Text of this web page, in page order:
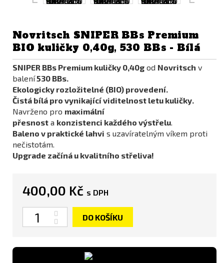
Novritsch SNIPER BBs Premium
BIO kuličky 0,40g, 530 BBs - Bílá
SNIPER BBs Premium kuličky 0,40g od Novritsch v
balení530 BBs.
Ekologicky rozložitelné (BIO) provedení.
Čistá bílá pro vynikající viditelnost letu kuličky.
Navrženo pro maximální
přesnost a konzistenci každého výstřelu.
Baleno v praktické lahvi s uzavíratelným víkem proti
nečistotám.
Upgrade začíná u kvalitního střeliva!
400,00 Kč s DPH
Počet
DO KOŠÍKU